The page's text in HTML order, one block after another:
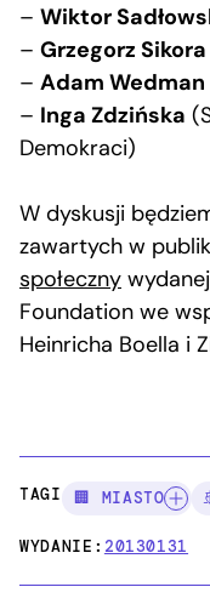
– Wiktor
– Grzegorz Sikora
– Adam Wedman
– Inga Zdzińska
Demokraci)
W dyskusji
zawartych w
społeczny
Foundation we
Heinricha Boella i
TAGI: 🏢 MIASTO
WYDANIE:20130131